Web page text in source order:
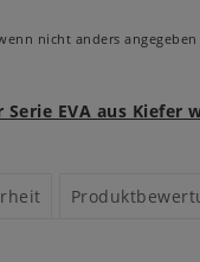
nicht anders
EVA aus Kiefer